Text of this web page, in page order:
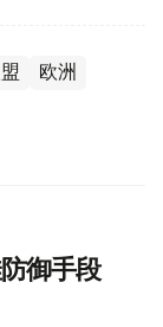
欧洲
御手段